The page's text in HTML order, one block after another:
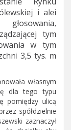
i alei
tym
w tym
3,5 tys. m
własnym
dla tego typu
pomiędzy ulicą
spółdzielnie
zaznaczył